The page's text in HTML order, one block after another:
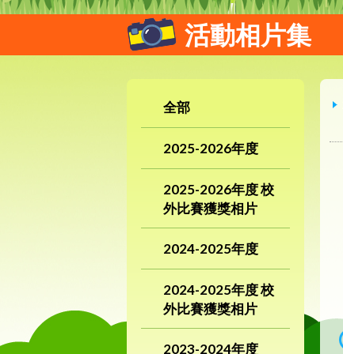
活動相片集
全部
2025-2026年度
2025-2026年度 校
外比賽獲獎相片
2024-2025年度
2024-2025年度 校
外比賽獲獎相片
2023-2024年度